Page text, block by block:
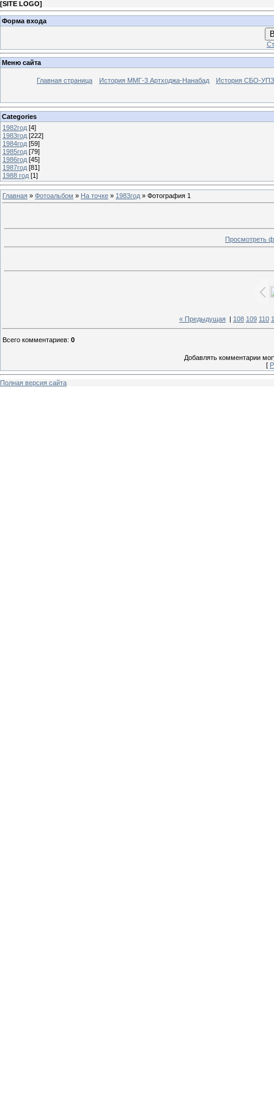
[SITE LOGO]
Форма входа
Меню сайта
Главная страница История ММГ-3 Артходжа-Нанабад История СБО-УПЗ
Categories
1982год [4]
1983год [222]
1984год [59]
1985год [79]
1986год [45]
1987год [81]
1988 год [1]
Главная » Фотоальбом » На точке » 1983год » Фотография 1
Просмотреть
« Предыдущая 108 109 110
Всего комментариев: 0
Добавлять комментарии
[
Полная версия сайта